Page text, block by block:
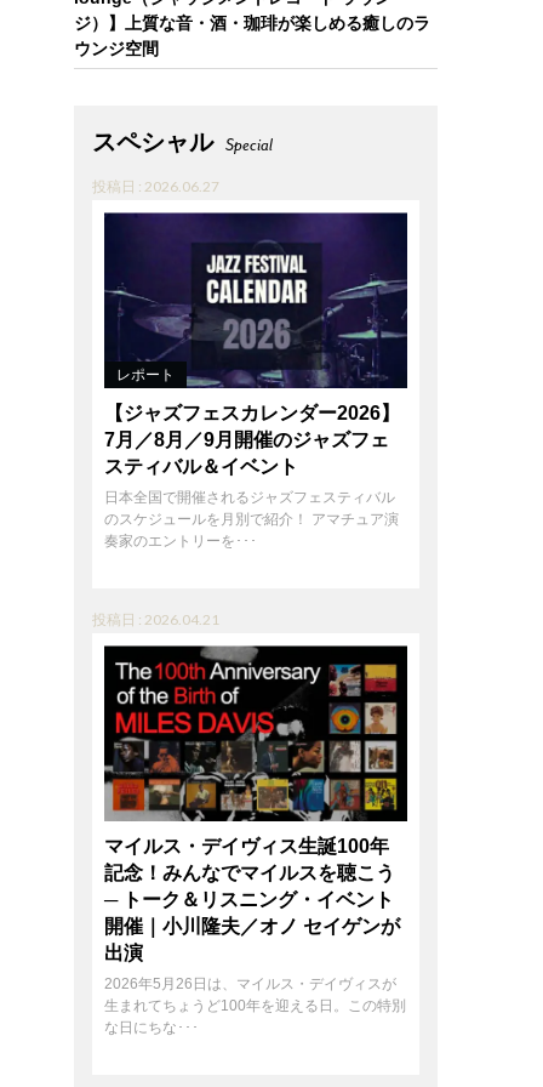
ジ）】上質な音・酒・珈琲が楽しめる癒しのラ
ウンジ空間
スペシャル Special
投稿日 : 2026.06.27
レポート
【ジャズフェスカレンダー2026】
7月／8月／9月開催のジャズフェ
スティバル＆イベント
日本全国で開催されるジャズフェスティバル
のスケジュールを月別で紹介！ アマチュア演
奏家のエントリーを･･･
投稿日 : 2026.04.21
マイルス・デイヴィス生誕100年
記念！みんなでマイルスを聴こう
─ トーク＆リスニング・イベント
開催｜小川隆夫／オノ セイゲンが
出演
2026年5月26日は、マイルス・デイヴィスが
生まれてちょうど100年を迎える日。この特別
な日にちな･･･